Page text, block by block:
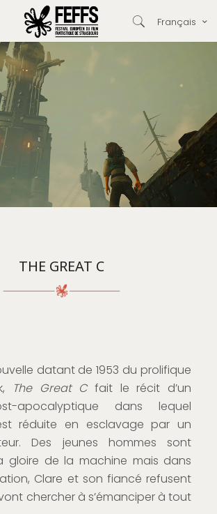
Français
THE GREAT C
datant de 1953 du prolifique
The Great Cfait le récit d’un
apocalyptique dans lequel
réduite en esclavage par un
Des jeunes hommes sont
gloire de la machine mais dans
Clare et son fiancé refusent
chercher à s’émanciper à tout